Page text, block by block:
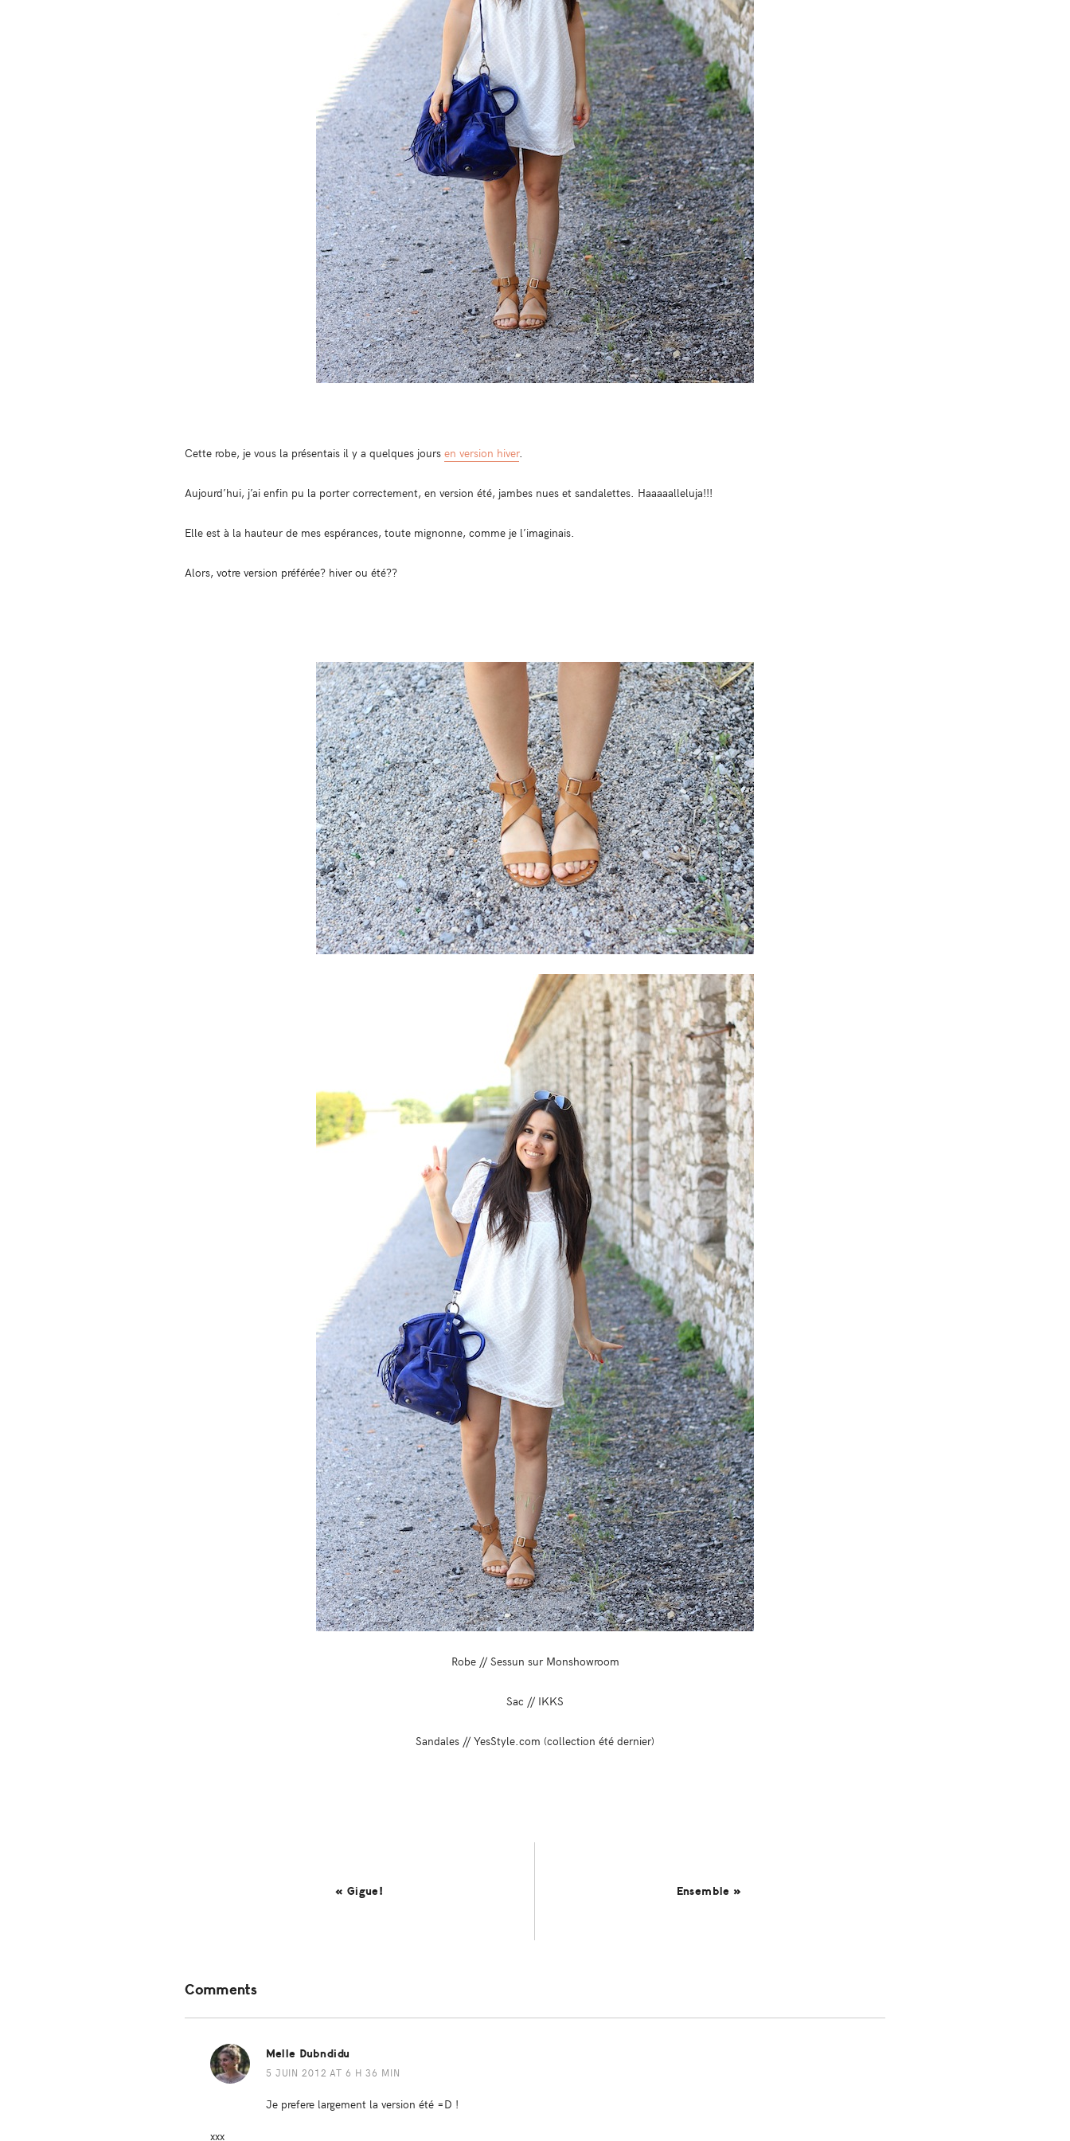
Cette robe, je vous la présentais il y a quelques jours en version hiver.
Aujourd’hui, j’ai enfin pu la porter correctement, en version été, jambes nues et sandalettes. Haaaaalleluja!!!
Elle est à la hauteur de mes espérances, toute mignonne, comme je l’imaginais.
Alors, votre version préférée? hiver ou été??
Robe // Sessun sur Monshowroom
Sac // IKKS
Sandales // YesStyle.com (collection été dernier)
« Gigue! Ensemble »
Interactions
Comments
Melle Dubndidu
5 JUIN 2012 AT 6 H 36 MIN
Je prefere largement la version été =D !
xxx